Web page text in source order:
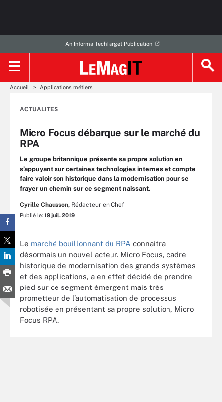
An Informa TechTarget Publication
Accueil Applications métiers
ACTUALITES
Micro Focus débarque sur le marché du
RPA
Le groupe britannique présente sa propre solution en
s’appuyant sur certaines technologies internes et compte
faire valoir son historique dans la modernisation pour se
frayer un chemin sur ce segment naissant.
Cyrille Chausson, Rédacteur en Chef
Publié le: 19 juil. 2019
Le marché bouillonnant du RPA connaitra
désormais un nouvel acteur. Micro Focus, cadre
historique de modernisation des grands systèmes
et des applications, a en effet décidé de prendre
pied sur ce segment émergent mais très
prometteur de l’automatisation de processus
robotisée en présentant sa propre solution, Micro
Focus RPA.